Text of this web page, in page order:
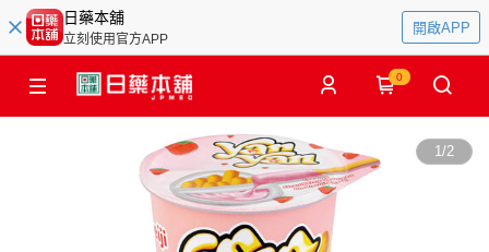
日藥本舖
立刻使用官方APP
開啟APP
0
1/2